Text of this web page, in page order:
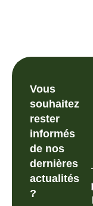
Vous
souhaitez
rester
informés
de nos
dernières
actualités
?